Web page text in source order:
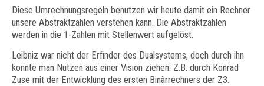
Diese Umrechnungsregeln benutzen wir heute damit ein Rechner
unsere Abstraktzahlen verstehen kann. Die Abstraktzahlen
werden in die 1-Zahlen mit Stellenwert aufgelöst.
Leibniz war nicht der Erfinder des Dualsystems, doch durch ihn
konnte man Nutzen aus einer Vision ziehen. Z.B. durch Konrad
Zuse mit der Entwicklung des ersten Binärrechners der Z3.